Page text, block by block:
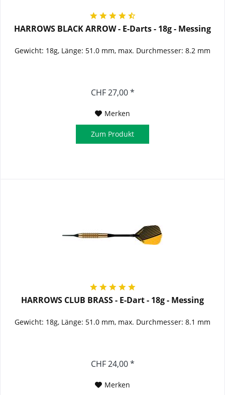
HARROWS BLACK ARROW - E-Darts - 18g - Messing
Gewicht: 18g, Länge: 51.0 mm, max. Durchmesser: 8.2 mm
CHF 27,00 *
Merken
Zum Produkt
HARROWS CLUB BRASS - E-Dart - 18g - Messing
Gewicht: 18g, Länge: 51.0 mm, max. Durchmesser: 8.1 mm
CHF 24,00 *
Merken